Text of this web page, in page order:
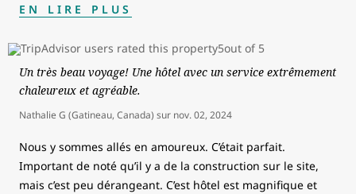
EN LIRE PLUS
Un très beau voyage! Une hôtel avec un service extrêmement
chaleureux et agréable.
Nathalie G (Gatineau, Canada) sur nov. 02, 2024
Nous y sommes allés en amoureux. C’était parfait.
Important de noté qu’il y a de la construction sur le site,
mais c’est peu dérangeant. C’est hôtel est magnifique et